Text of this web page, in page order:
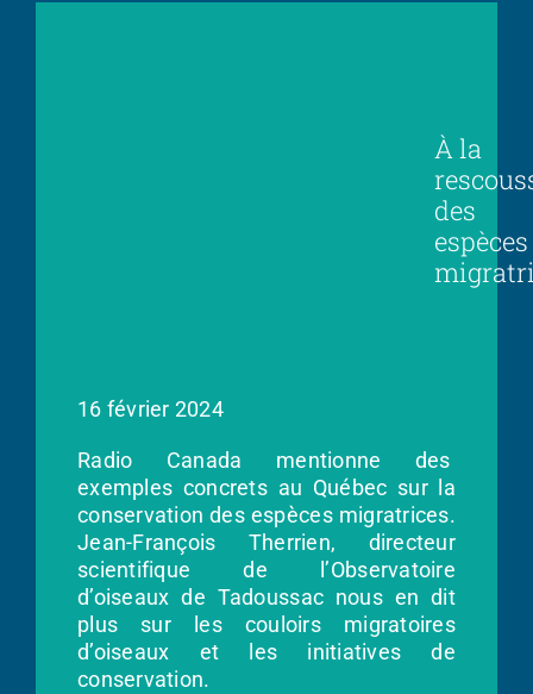
À la
des
espèces
16 février 2024
Radio Canada mentionne des
exemples concrets au Québec sur la
conservation des espèces migratrices.
Jean-François Therrien, directeur
scientifique de l’Observatoire
d’oiseaux de Tadoussac nous en dit
plus sur les couloirs migratoires
d’oiseaux et les initiatives de
conservation.